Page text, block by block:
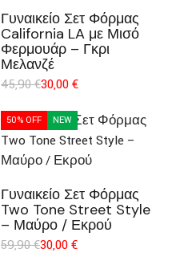
Γυναικείο Σετ Φόρμας
California LA με Μισό
Φερμουάρ – Γκρι
Μελανζέ
45,90€30,00€
50% OFF NEW
Γυναικείο Σετ Φόρμας
Two Tone Street Style
– Μαύρο / Εκρού
59,90€30,00€